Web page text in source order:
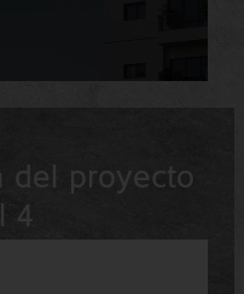
del proyecto
4